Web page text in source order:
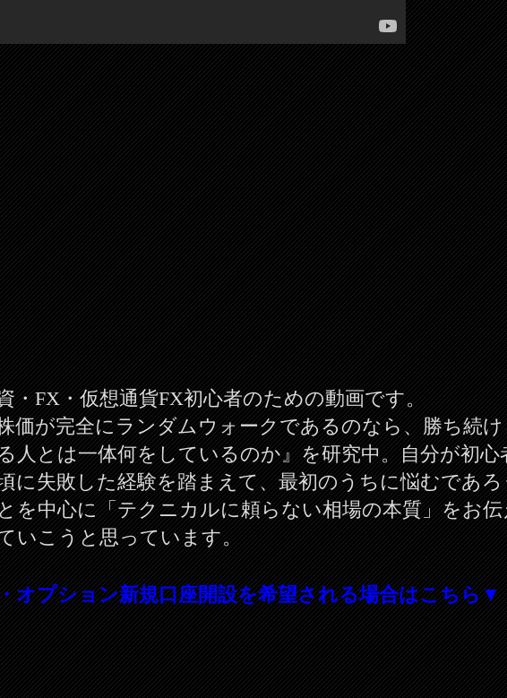
・FX・仮想通貨FX初心者のための動画です。
価が完全にランダムウォークであるのなら、勝ち続
人とは一体何をしているのか』を研究中。自分が初心
に失敗した経験を踏まえて、最初のうちに悩むであろ
を中心に「テクニカルに頼らない相場の本質」をお伝
いこうと思っています。
オプション新規口座開設を希望される場合はこちら▼